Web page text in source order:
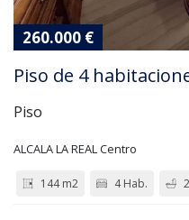
260.000 €
Piso de 4
Piso
ALCALA LA REAL Centro
144 m2 4 Hab.